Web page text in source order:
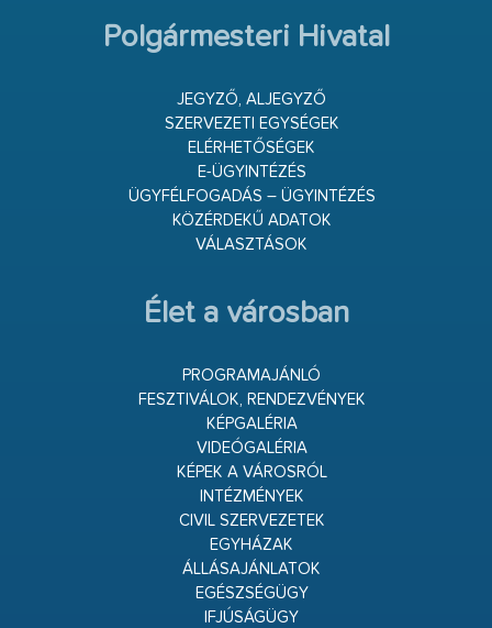
Polgármesteri Hivatal
JEGYZŐ, ALJEGYZŐ
SZERVEZETI EGYSÉGEK
ELÉRHETŐSÉGEK
E-ÜGYINTÉZÉS
ÜGYFÉLFOGADÁS – ÜGYINTÉZÉS
KÖZÉRDEKŰ ADATOK
VÁLASZTÁSOK
Élet a városban
PROGRAMAJÁNLÓ
FESZTIVÁLOK, RENDEZVÉNYEK
KÉPGALÉRIA
VIDEÓGALÉRIA
KÉPEK A VÁROSRÓL
INTÉZMÉNYEK
CIVIL SZERVEZETEK
EGYHÁZAK
ÁLLÁSAJÁNLATOK
EGÉSZSÉGÜGY
IFJÚSÁGÜGY